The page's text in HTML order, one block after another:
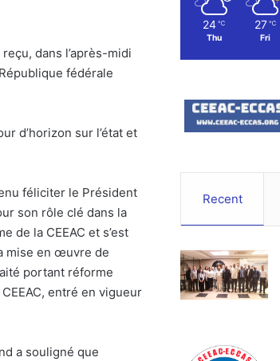
reçu, dans l’après-midi
fédérale
d’horizon sur l’état et
féliciter le Président
son rôle clé dans la
de la CEEAC et s’est
mise en œuvre de
portant réforme
entré en vigueur
a souligné que
24 ℃
Thu
27 ℃
Fri
Recent